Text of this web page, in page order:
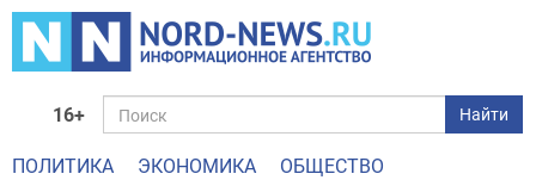
16+ Найти
ПОЛИТИКА ЭКОНОМИКА
ОБЩЕСТВО